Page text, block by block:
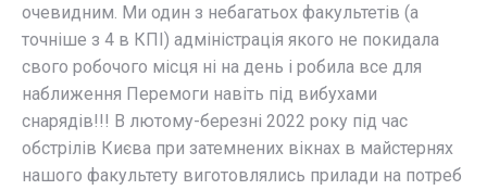
очевидним. Ми один з небагатьох факультетів (а
точніше з 4 в КПІ) адміністрація якого не покидала
свого робочого місця ні на день і робила все для
наближення Перемоги навіть під вибухами
снарядів!!! В лютому-березні 2022 року під час
обстрілів Києва при затемнених вікнах в майстернях
нашого факультету виготовлялись прилади на потреб